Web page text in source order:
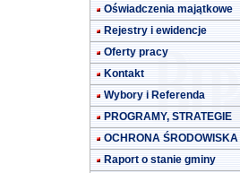
Oświadczenia majątkowe
Rejestry i ewidencje
Oferty pracy
Kontakt
Wybory i Referenda
PROGRAMY, STRATEGIE
OCHRONA ŚRODOWISKA
Raport o stanie gminy